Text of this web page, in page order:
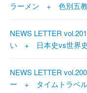
ラーメン + 色別五
NEWS LETTER
い + 日本史vs世界
NEWS LETTER
ー + タイムトラベ